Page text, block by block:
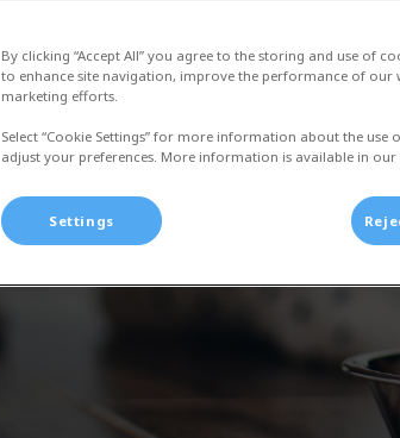
By clicking “Accept All” you agree to the storing and use of
to enhance site navigation, improve the performance of our
marketing efforts.
Select “Cookie Settings” for more information about the
adjust your preferences. More information is available in our
Settings